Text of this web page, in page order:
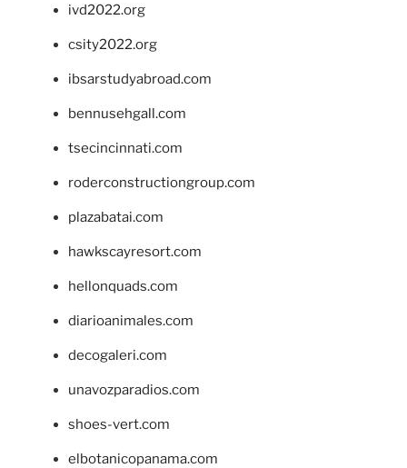
ivd2022.org
csity2022.org
ibsarstudyabroad.com
bennusehgall.com
tsecincinnati.com
roderconstructiongroup.com
plazabatai.com
hawkscayresort.com
hellonquads.com
diarioanimales.com
decogaleri.com
unavozparadios.com
shoes-vert.com
elbotanicopanama.com